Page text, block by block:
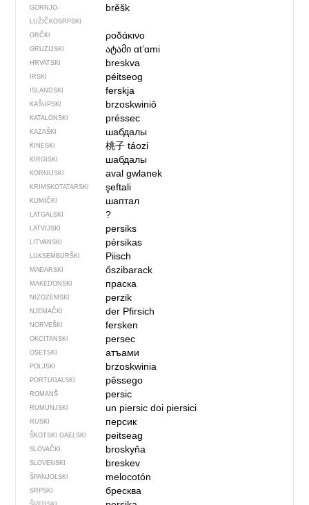
GORNJO­
LUŽIČKOSRPSKI
brěšk
GRČKI ροδάκινο
GRUZIJSKI ატამიɑtʼɑmi
HRVATSKI breskva
IRSKI péitseog
ISLANDSKI ferskja
KAŠUPSKI brzoskwiniô
KATALONSKI préssec
KAZAŠKI шабдалы
KINESKI 桃子táozi
KIRGISKI шабдалы
KORNIJSKI aval gwlanek
KRIMSKOTATARSKI şeftali
KUMIČKI шаптал
LATGALSKI ?
LATVIJSKI persiks
LITVANSKI pèrsikas
LUKSEMBURŠKI Piisch
MAĐARSKI őszibarack
MAKEDONSKI праска
NIZOZEMSKI perzik
NJEMAČKI der Pfirsich
NORVEŠKI fersken
OKCITANSKI persec
OSETSKI атъами
POLJSKI brzoskwinia
PORTUGALSKI pêssego
ROMANŠ persic
RUMUNJSKI un piersicdoi piersici
RUSKI персик
ŠKOTSKI GAELSKI peitseag
SLOVAČKI broskyňa
SLOVENSKI breskev
ŠPANJOLSKI melocotón
SRPSKI бресква